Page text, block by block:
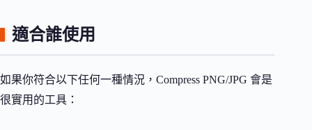
適合誰使用
如果你符合以下任何一種情況，Compress PNG/JPG 會是
很實用的工具：